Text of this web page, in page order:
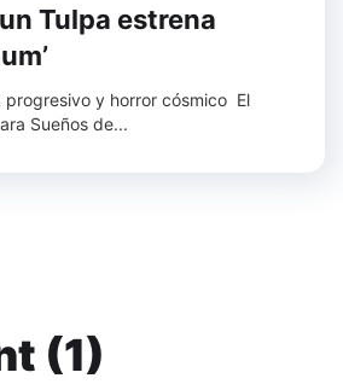
Tulpa estrena
progresivo y horror cósmico El
Sueños de...
(1)